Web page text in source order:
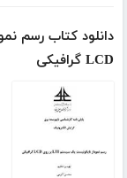
LCD گرافیکی